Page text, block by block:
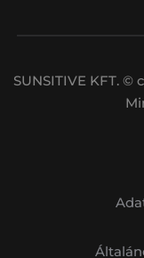
SUNSITIVE KFT.